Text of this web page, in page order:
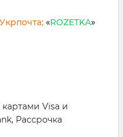
Укрпочта; «ROZETKA»
Visa и
Рассрочка